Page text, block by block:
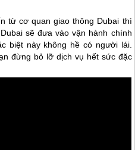
từ cơ quan giao thông Dubai thì
Dubaisẽ đưa vào vận hành chính
biệt này không hề có người lái.
đừng bỏ lỡ dịch vụ hết sức đặc